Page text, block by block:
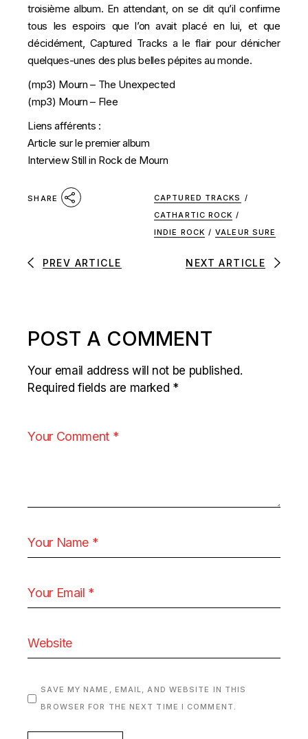
troisième album. En attendant, on se dit qu’il confirme
tous les espoirs que l’on avait placé en lui, et que
décidément, Captured Tracks a le flair pour dénicher
quelques-unes des plus belles pépites au monde.
(mp3) Mourn – The Unexpected
(mp3) Mourn – Flee
Liens afférents :
Article sur le premier album
Interview Still in Rock de Mourn
SHARE CAPTURED TRACKS /
CATHARTIC ROCK /
INDIE ROCK / VALEUR SURE
PREV ARTICLE NEXT ARTICLE
POST A COMMENT
Your email address will not be published.
Required fields are marked *
SAVE MY NAME, EMAIL, AND WEBSITE IN THIS
BROWSER FOR THE NEXT TIME I COMMENT.